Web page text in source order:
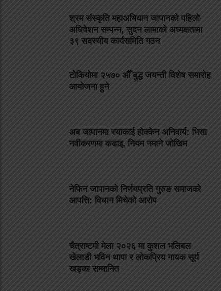
श्रम संस्कृति महाअभियान जापानको पहिलो
अधिवेशन सम्पन्न, सुदन लामाको अध्यक्षतामा
३९ सदस्यीय कार्यसमिति गठन
टोकियोमा २५७० औँ बुद्ध जयन्ती विशेष समारोह
आयोजना हुने
अब जापानमा स्याकाई होक्केन अनिवार्य: भिसा
नवीकरणमा कडाइ, नियम नमाने जोखिम
नेफिन जापानको निर्णयप्रति गुरुङ समाजको
आपत्ति: विधान मिचेको आरोप
चैत्राष्टमी मेला २०२६ मा कुशल भलिबल
खेलाडी भविन थापा र लोकप्रिय गायक सूर्य
खड्का सम्मानित